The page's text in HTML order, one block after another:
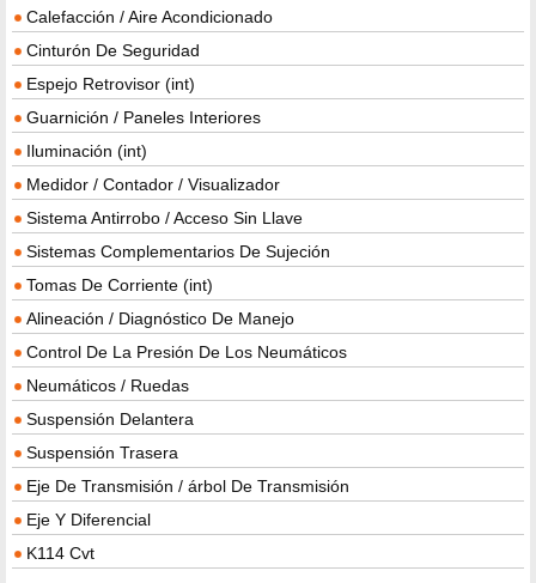
Calefacción / Aire Acondicionado
Cinturón De Seguridad
Espejo Retrovisor (int)
Guarnición / Paneles Interiores
Iluminación (int)
Medidor / Contador / Visualizador
Sistema Antirrobo / Acceso Sin Llave
Sistemas Complementarios De Sujeción
Tomas De Corriente (int)
Alineación / Diagnóstico De Manejo
Control De La Presión De Los Neumáticos
Neumáticos / Ruedas
Suspensión Delantera
Suspensión Trasera
Eje De Transmisión / árbol De Transmisión
Eje Y Diferencial
K114 Cvt